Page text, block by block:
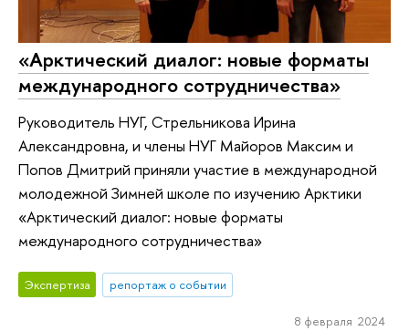
«Арктический диалог: новые форматы
международного сотрудничества»
Руководитель НУГ, Стрельникова Ирина
Александровна, и члены НУГ Майоров Максим и
Попов Дмитрий приняли участие в международной
молодежной Зимней школе по изучению Арктики
«Арктический диалог: новые форматы
международного сотрудничества»
Экспертиза репортаж о событии
8 февраля 2024